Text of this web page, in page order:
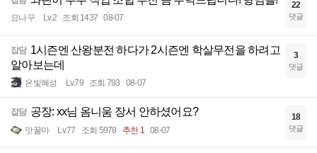
요나꾸 Lv.2 조회 1437 08-07
22
댓글
잡담 1시즌엔 산왕분전 하다가 2시즌엔 학살무전을 하려고
알아보는데
은빛혜성 Lv.79 조회 793 08-07
3
댓글
잡담 공장: xx님 옴니움 장서 안하셨어요?
맛꿀마 Lv.77 조회 5978 추천 1 08-07
18
댓글